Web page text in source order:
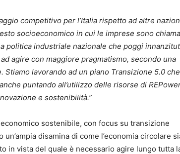
competitivo per l’Italia rispetto ad altre
socioeconomico in cui le imprese sono
politica industriale nazionale che poggi
agire con maggiore pragmatismo, secondo una
lavorando ad un piano Transizione 5.0 che
puntando all’utilizzo delle risorse di
e sostenibilità.”
sostenibile, con focus su transizione
disamina di come l’economia circolare
in vista del quale è necessario agire lungo tutta